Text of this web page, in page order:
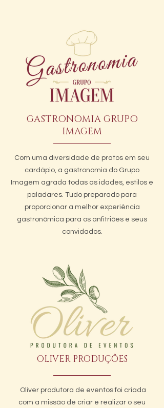
GASTRONOMIA GRUPO
IMAGEM
Com uma diversidade de pratos em seu
cardápio, a gastronomia do Grupo
Imagem agrada todas as idades, estilos e
paladares. Tudo preparado para
proporcionar a melhor experiência
gastronômica para os anfitriões e seus
convidados.
OLIVER PRODUÇÕES
Oliver produtora de eventos foi criada
com a missão de criar e realizar o seu